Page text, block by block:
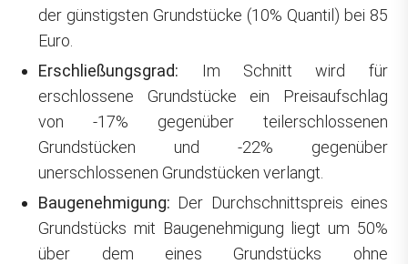
der günstigsten Grundstücke (10% Quantil) bei 85
Euro.
Erschließungsgrad: Im Schnitt wird für
erschlossene Grundstücke ein Preisaufschlag
von -17% gegenüber teilerschlossenen
Grundstücken und -22% gegenüber
unerschlossenen Grundstücken verlangt.
Baugenehmigung: Der Durchschnittspreis eines
Grundstücks mit Baugenehmigung liegt um 50%
über dem eines Grundstücks ohne